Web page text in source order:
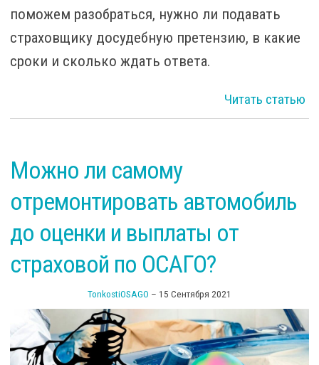
поможем разобраться, нужно ли подавать
страховщику досудебную претензию, в какие
сроки и сколько ждать ответа.
Читать статью
Можно ли самому
отремонтировать автомобиль
до оценки и выплаты от
страховой по ОСАГО?
TonkostiOSAGO – 15 Сентября 2021